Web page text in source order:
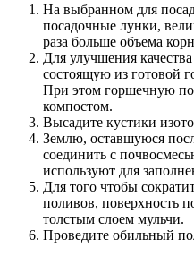
На выбранном для
посадочные лунки,
раза больше объема
Для улучшения
состоящую из готовой
При этом горшечную
компостом.
Высадите кустики
Землю, оставшуюся
соединить с
используют для
Для того чтобы
поливов, поверхность
толстым слоем мульчи.
Проведите обильный